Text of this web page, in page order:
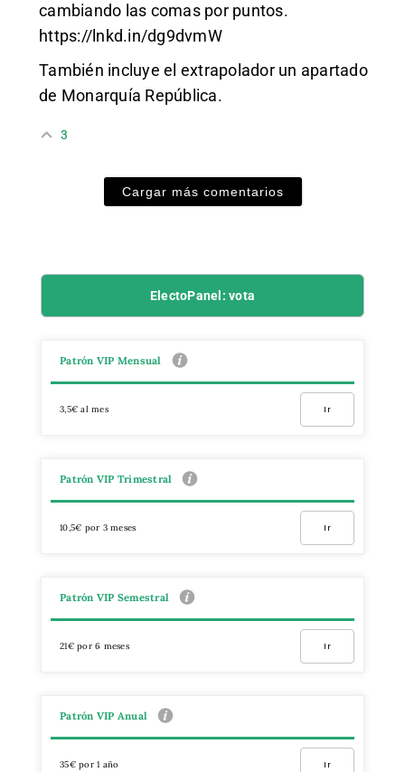
cambiando las comas por puntos.
https://lnkd.in/dg9dvmW
También incluye el extrapolador un apartado
de Monarquía República.
3
Cargar más comentarios
ElectoPanel: vota
Patrón VIP Mensual
3,5€ al mes Ir
Patrón VIP Trimestral
10,5€ por 3 meses Ir
Patrón VIP Semestral
21€ por 6 meses Ir
Patrón VIP Anual
35€ por 1 año Ir